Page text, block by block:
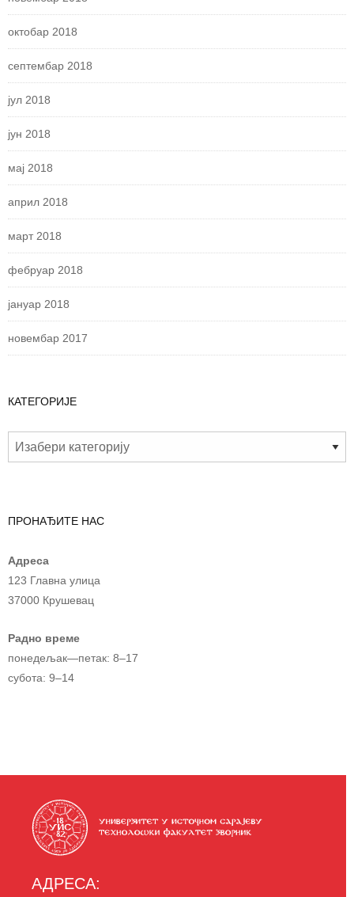
октобар 2018
септембар 2018
јул 2018
јун 2018
мај 2018
април 2018
март 2018
фебруар 2018
јануар 2018
новембар 2017
КАТЕГОРИЈЕ
ПРОНАЂИТЕ НАС
Адреса
123 Главна улица
37000 Крушевац
Радно време
понедељак—петак: 8–17
субота: 9–14
АДРЕСА: